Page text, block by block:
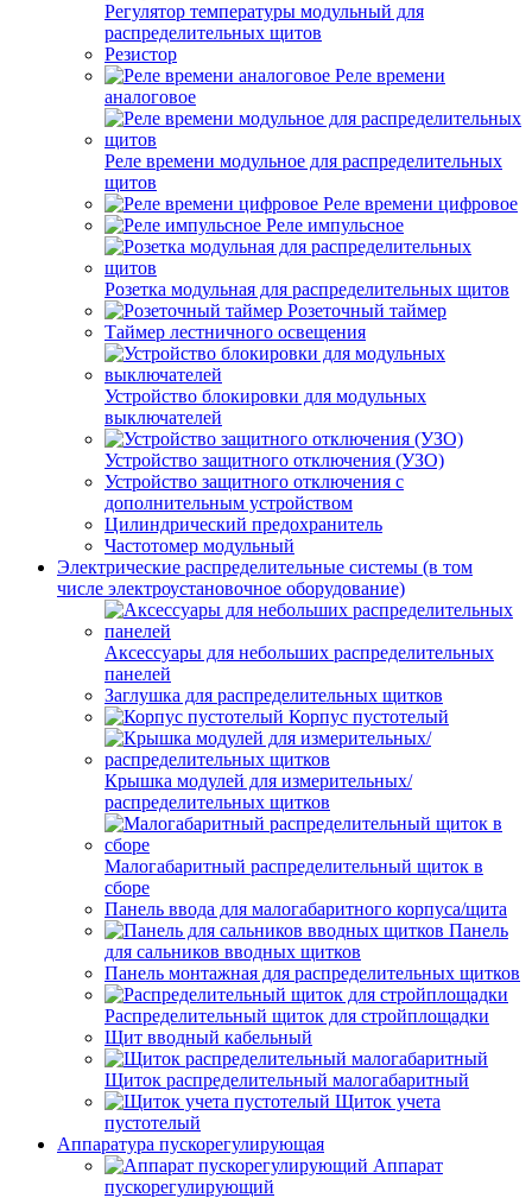
Регулятор температуры модульный для
распределительных щитов
Резистор
Реле времени
аналоговое
Реле времени модульное для распределительных
щитов
Реле времени цифровое
Реле импульсное
Розетка модульная для распределительных щитов
Розеточный таймер
Таймер лестничного освещения
Устройство блокировки для модульных
выключателей
Устройство защитного отключения (УЗО)
Устройство защитного отключения с
дополнительным устройством
Цилиндрический предохранитель
Частотомер модульный
Электрические распределительные системы (в том
числе электроустановочное оборудование)
Аксессуары для небольших распределительных
панелей
Заглушка для распределительных щитков
Корпус пустотелый
Крышка модулей для измерительных/
распределительных щитков
Малогабаритный распределительный щиток в
сборе
Панель ввода для малогабаритного корпуса/щита
Панель
для сальников вводных щитков
Панель монтажная для распределительных щитков
Распределительный щиток для стройплощадки
Щит вводный кабельный
Щиток распределительный малогабаритный
Щиток учета
пустотелый
Аппаратура пускорегулирующая
Аппарат
пускорегулирующий